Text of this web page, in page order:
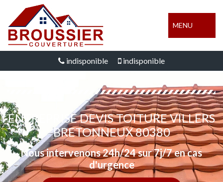
MENU
indisponible indisponible
ENTREPRISE DEVIS TOITURE VILLERS
BRETONNEUX 80380
Nous intervenons 24h/24 sur 7j/7 en cas
d'urgence